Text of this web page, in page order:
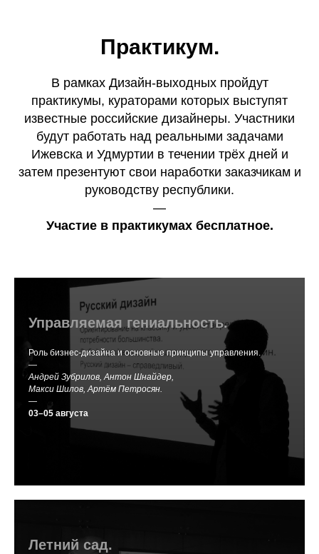
Практикум.
В рамках Дизайн-выходных пройдут
практикумы, кураторами которых выступят
известные российские дизайнеры. Участники
будут работать над реальными задачами
Ижевска и Удмуртии в течении трёх дней и
затем презентуют свои наработки заказчикам и
руководству республики.
—
Участие в практикумах бесплатное.
Управляемая гениальность.
Роль бизнес-дизайна и основные принципы управления.
—
Андрей Зубрилов, Антон Шнайдер,
Макси Шилов, Артём Петросян.
—
03–05 августа
Летний сад.